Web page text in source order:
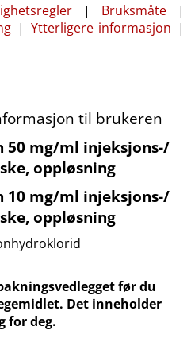
| Bruksmåte |
| Ytterligere informasjon |
til brukeren
50 mg/ml injeksjons-​/​
oppløsning
10 mg/ml injeksjons-​/​
oppløsning
før du
Det inneholder
for deg.